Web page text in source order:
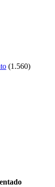
(1.560)